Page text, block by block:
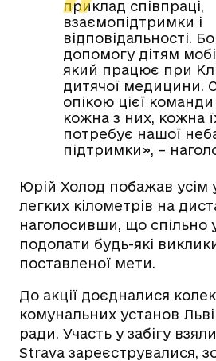
приклад співпраці,
взаємопідтримки і
відповідальності.
допомогу дітям
який працює при
дитячої медицини.
опікою цієї
кожна з них, кожна
потребує нашої
підтримки», –
Юрій Холод побажав усім
легких кілометрів на
наголосивши, що спільно
подолати будь-які
поставленої мети.
До акції доєдналися
комунальних установ
ради. Участь у забігу
Strava зареєструвалися,